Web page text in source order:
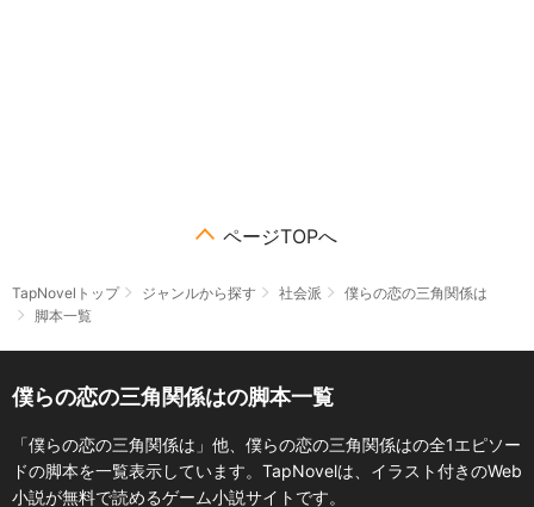
ページTOPへ
TapNovelトップ ジャンルから探す 社会派
僕らの恋の三角関係は
脚本一覧
僕らの恋の三角関係はの脚本一覧
「僕らの恋の三角関係は」他、僕らの恋の三角関係はの全1エピソー
ドの脚本を一覧表示しています。TapNovelは、イラスト付きのWeb
小説が無料で読めるゲーム小説サイトです。